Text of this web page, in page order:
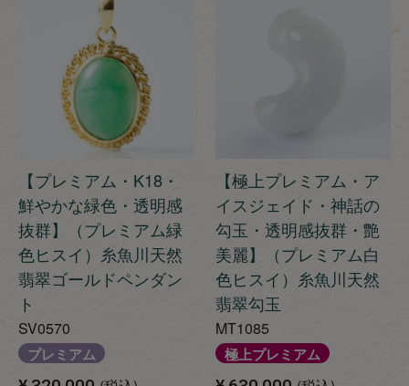
【プレミアム・K18・
鮮やかな緑色・透明感
抜群】（プレミアム緑
色ヒスイ）糸魚川天然
翡翠ゴールドペンダン
ト
SV0570
プレミアム
【極上プレミアム・ア
イスジェイド・神話の
勾玉・透明感抜群・艶
美麗】（プレミアム白
色ヒスイ）糸魚川天然
翡翠勾玉
MT1085
極上プレミアム